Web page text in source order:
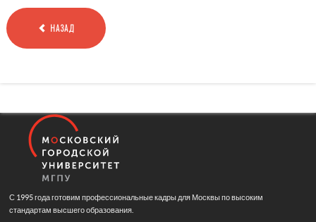
НАЗАД
С 1995 года готовим профессиональные кадры для Москвы по высоким
стандартам высшего образования.